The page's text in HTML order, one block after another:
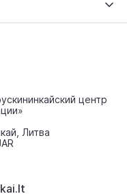
центр
Литва